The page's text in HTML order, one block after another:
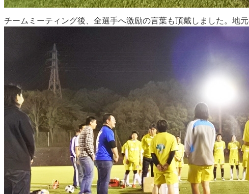
チームミーティング後、全選手へ激励の言葉も頂戴しました。地